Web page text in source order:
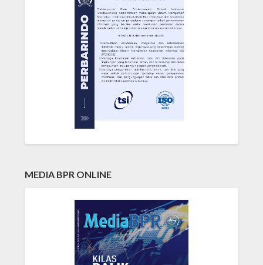
MEDIA BPR ONLINE